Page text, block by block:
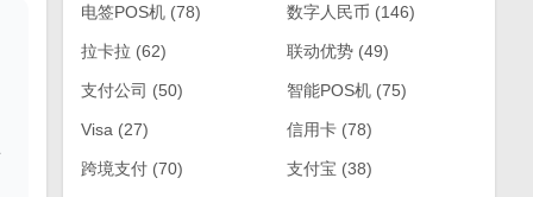
电签POS机(78) 数字人民币 (146)
拉卡拉 (62) 联动优势(49)
支付公司 (50) 智能POS机(75)
Visa (27) 信用卡(78)
跨境支付(70) 支付宝 (38)